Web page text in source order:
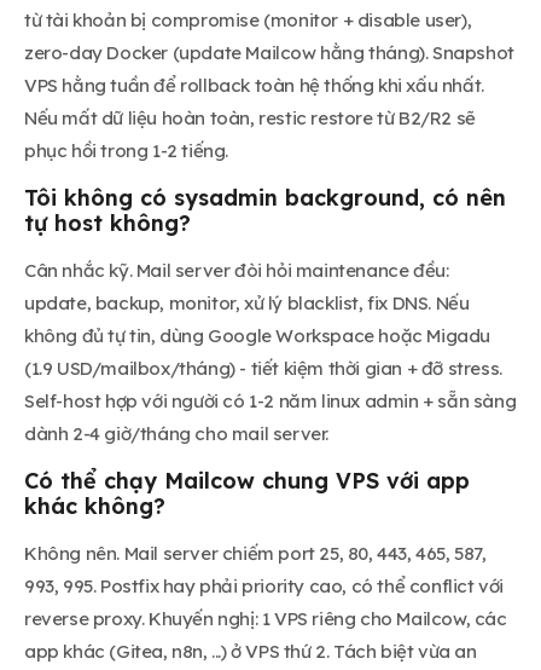
từ tài khoản bị compromise (monitor + disable user),
zero-day Docker (update Mailcow hằng tháng). Snapshot
VPS hằng tuần để rollback toàn hệ thống khi xấu nhất.
Nếu mất dữ liệu hoàn toàn, restic restore từ B2/R2 sẽ
phục hồi trong 1-2 tiếng.
Tôi không có sysadmin background, có nên
tự host không?
Cân nhắc kỹ. Mail server đòi hỏi maintenance đều:
update, backup, monitor, xử lý blacklist, fix DNS. Nếu
không đủ tự tin, dùng Google Workspace hoặc Migadu
(1.9 USD/mailbox/tháng) - tiết kiệm thời gian + đỡ stress.
Self-host hợp với người có 1-2 năm linux admin + sẵn sàng
dành 2-4 giờ/tháng cho mail server.
Có thể chạy Mailcow chung VPS với app
khác không?
Không nên. Mail server chiếm port 25, 80, 443, 465, 587,
993, 995. Postfix hay phải priority cao, có thể conflict với
reverse proxy. Khuyến nghị: 1 VPS riêng cho Mailcow, các
app khác (Gitea, n8n, ...) ở VPS thứ 2. Tách biệt vừa an